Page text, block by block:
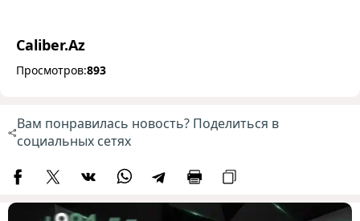
Caliber.Az
Просмотров:893
Вам понравилась новость? Поделиться в
социальных сетях